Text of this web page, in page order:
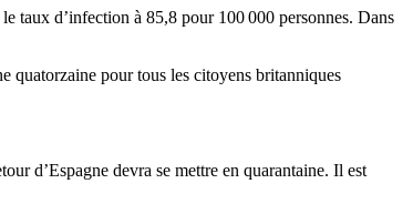
taux d’infection à 85,8 pour 100 000 personnes. Dans
quatorzaine pour tous les citoyens britanniques
d’Espagne devra se mettre en quarantaine. Il est